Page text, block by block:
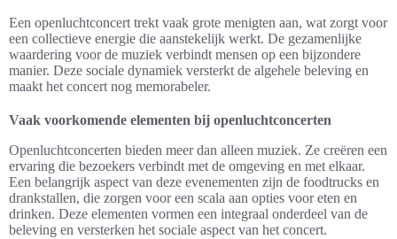
Een openluchtconcert trekt vaak grote menigten aan, wat zorgt voor
een collectieve energie die aanstekelijk werkt. De gezamenlijke
waardering voor de muziek verbindt mensen op een bijzondere
manier. Deze sociale dynamiek versterkt de algehele beleving en
maakt het concert nog memorabeler.
Vaak voorkomende elementen bij openluchtconcerten
Openluchtconcerten bieden meer dan alleen muziek. Ze creëren een
ervaring die bezoekers verbindt met de omgeving en met elkaar.
Een belangrijk aspect van deze evenementen zijn de foodtrucks en
drankstallen, die zorgen voor een scala aan opties voor eten en
drinken. Deze elementen vormen een integraal onderdeel van de
beleving en versterken het sociale aspect van het concert.